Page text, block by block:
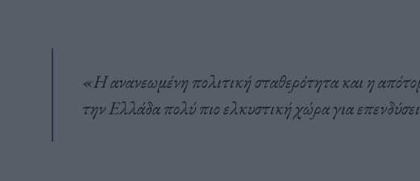
«Η ανανεωμένη πολιτική σταθερότητα και η
την Ελλάδα πολύ πιο ελκυστική χώρα για